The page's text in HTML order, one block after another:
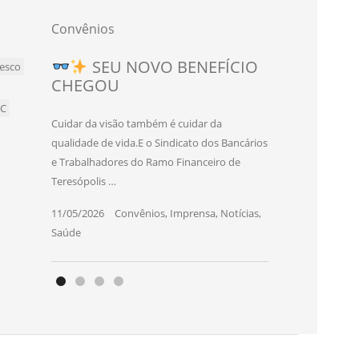
Convênios
SEU NOVO BENEFÍCIO
CHEGOU
Cuidar da visão também é cuidar da
qualidade de vida.E o Sindicato dos Bancários
e Trabalhadores do Ramo Financeiro de
Teresópolis …
11/05/2026 |Convênios, Imprensa, Notícias,
Saúde
Novo convênio para
bancários e bancárias de
O Sindicato dos Bancários e Trabalhadores
do Ramo Financeiro de Teresópolis firmou
um novo convênio com o SEC Studio
06/03/2026